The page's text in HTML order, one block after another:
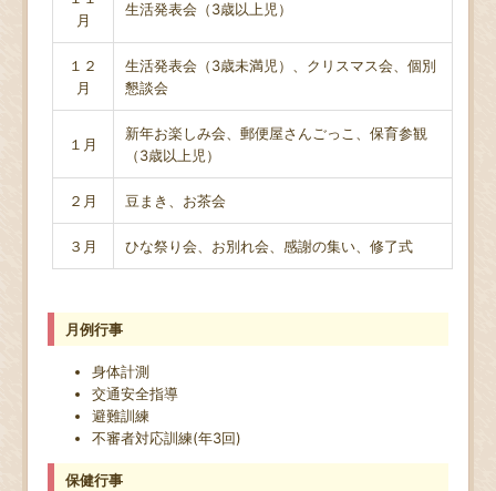
月
生活発表会（3歳以上児）
１２
月
生活発表会（3歳未満児）、クリスマス会、個別
懇談会
１月
新年お楽しみ会、郵便屋さんごっこ、保育参観
（3歳以上児）
２月 豆まき、お茶会
３月 ひな祭り会、お別れ会、感謝の集い、修了式
月例行事
身体計測
交通安全指導
避難訓練
不審者対応訓練(年3回)
保健行事